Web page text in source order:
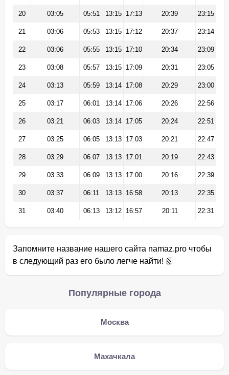
20 03:05 05:51 13:15 17:13 20:39 23:15
21 03:06 05:53 13:15 17:12 20:37 23:14
22 03:06 05:55 13:15 17:10 20:34 23:09
23 03:08 05:57 13:15 17:09 20:31 23:05
24 03:13 05:59 13:14 17:08 20:29 23:00
25 03:17 06:01 13:14 17:06 20:26 22:56
26 03:21 06:03 13:14 17:05 20:24 22:51
27 03:25 06:05 13:13 17:03 20:21 22:47
28 03:29 06:07 13:13 17:01 20:19 22:43
29 03:33 06:09 13:13 17:00 20:16 22:39
30 03:37 06:11 13:13 16:58 20:13 22:35
31 03:40 06:13 13:12 16:57 20:11 22:31
Запомните название нашего сайта namaz.pro чтобы
в следующий раз его было легче найти! 📗
Популярные города
Москва
Махачкала